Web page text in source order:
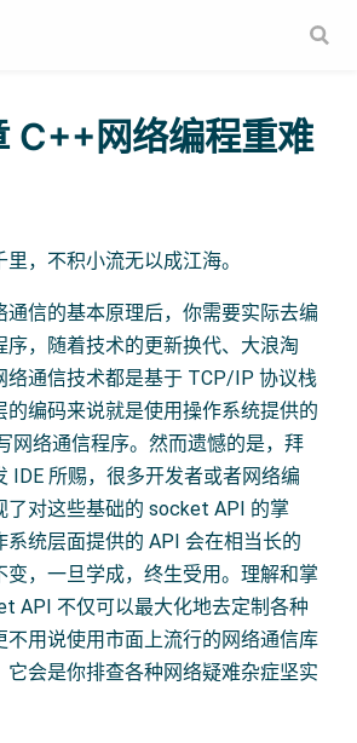
C++网络编程重难
，不积小流无以成江海。
通信的基本原理后，你需要实际去编
序，随着技术的更新换代、大浪淘
络通信技术都是基于 TCP/IP 协议栈
的编码来说就是使用操作系统提供的
网络通信程序。然而遗憾的是，拜
IDE 所赐，很多开发者或者网络编
了对这些基础的 socket API 的掌
系统层面提供的 API 会在相当长的
变，一旦学成，终生受用。理解和掌
API 不仅可以最大化地去定制各种
不用说使用市面上流行的网络通信库
它会是你排查各种网络疑难杂症坚实